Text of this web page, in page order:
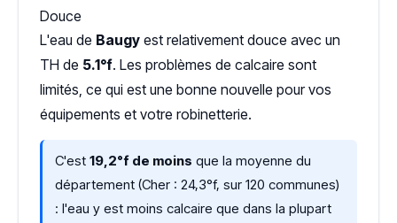
Douce
L'eau de Baugy est relativement douce avec un
TH de 5.1°f. Les problèmes de calcaire sont
limités, ce qui est une bonne nouvelle pour vos
équipements et votre robinetterie.
C'est 19,2°f de moins que la moyenne du
département (Cher : 24,3°f, sur 120 communes)
: l'eau y est moins calcaire que dans la plupart